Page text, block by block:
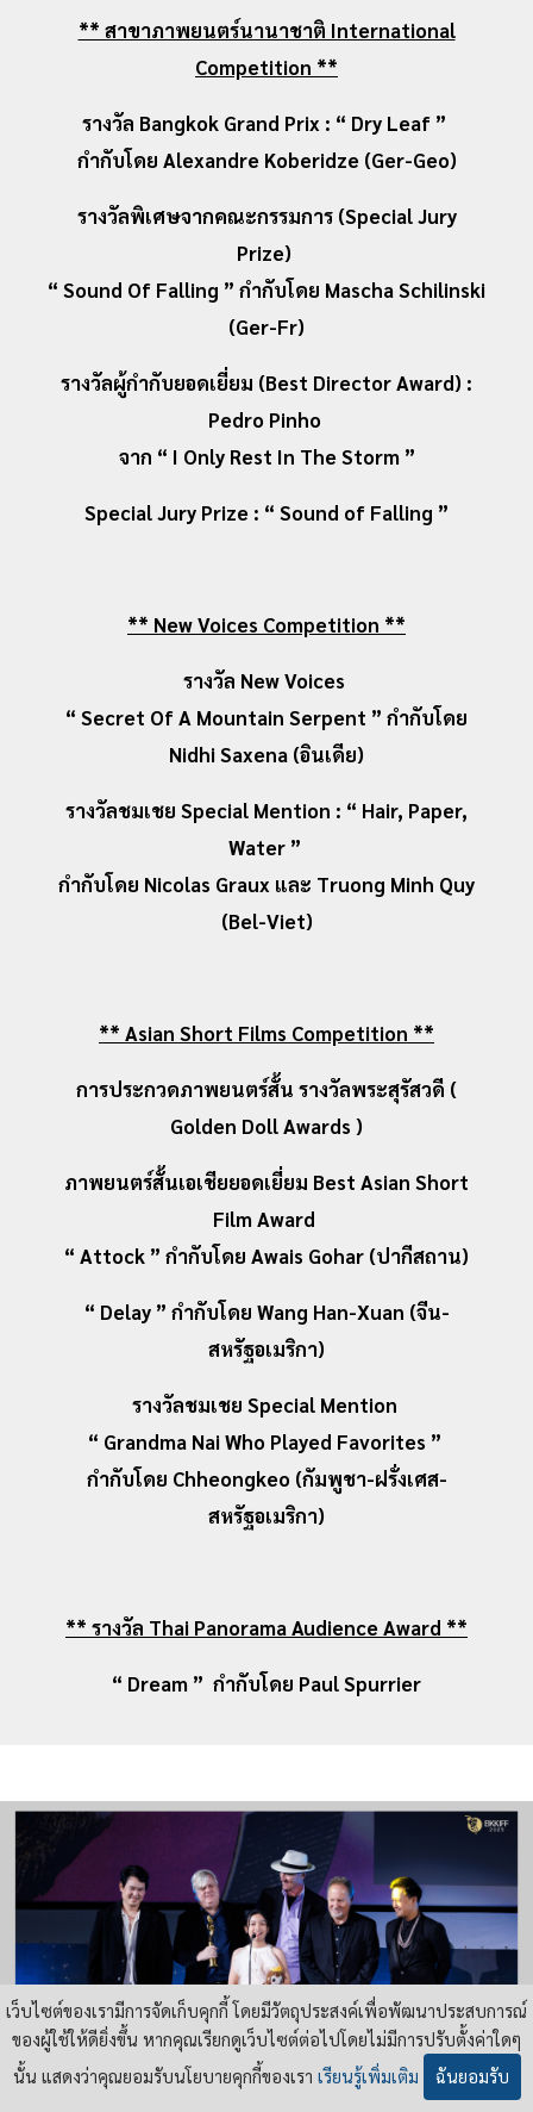
** สาขาภาพยนตร์นานาชาติ International
Competition **
รางวัล Bangkok Grand Prix : “ Dry Leaf ”
กำกับโดย Alexandre Koberidze (Ger-Geo)
รางวัลพิเศษจากคณะกรรมการ (Special Jury
Prize)
“ Sound Of Falling ” กำกับโดย Mascha Schilinski
(Ger-Fr)
รางวัลผู้กำกับยอดเยี่ยม (Best Director Award) :
Pedro Pinho
จาก “ I Only Rest In The Storm ”
Special Jury Prize : “ Sound of Falling ”
** New Voices Competition **
รางวัล New Voices
“ Secret Of A Mountain Serpent ” กำกับโดย
Nidhi Saxena (อินเดีย)
รางวัลชมเชย Special Mention : “ Hair, Paper,
Water ”
กำกับโดย Nicolas Graux และ Truong Minh Quy
(Bel-Viet)
** Asian Short Films Competition **
การประกวดภาพยนตร์สั้น รางวัลพระสุรัสวดี (
Golden Doll Awards )
ภาพยนตร์สั้นเอเชียยอดเยี่ยม Best Asian Short
Film Award
“ Attock ” กำกับโดย Awais Gohar (ปากีสถาน)
“ Delay ” กำกับโดย Wang Han-Xuan (จีน-
สหรัฐอเมริกา)
รางวัลชมเชย Special Mention
“ Grandma Nai Who Played Favorites ”
กำกับโดย Chheongkeo (กัมพูชา-ฝรั่งเศส-
สหรัฐอเมริกา)
** รางวัล Thai Panorama Audience Award **
“ Dream ” กำกับโดย Paul Spurrier
เว็บไซต์ของเรามีการจัดเก็บคุกกี้ โดยมีวัตถุประสงค์เพื่อพัฒนาประสบการณ์
ของผู้ใช้ให้ดียิ่งขึ้น หากคุณเรียกดูเว็บไซต์ต่อไปโดยไม่มีการปรับตั้งค่าใดๆ
นั้น แสดงว่าคุณยอมรับนโยบายคุกกี้ของเรา เรียนรู้เพิ่มเติม ฉันยอมรับ